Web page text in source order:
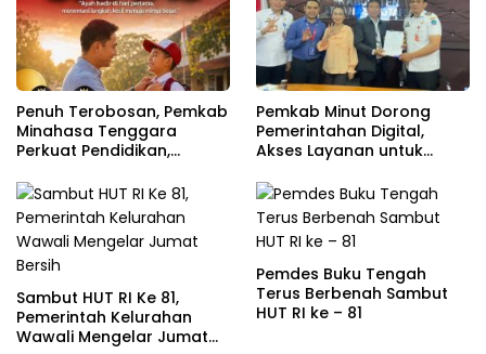
Penuh Terobosan, Pemkab
Minahasa Tenggara
Perkuat Pendidikan,
Kesehatan
Pemkab Minut Dorong
Pemerintahan Digital,
Akses Layanan untuk
Sambut HUT RI Ke 81,
Pemerintah Kelurahan
Wawali Mengelar Jumat
Pemdes Buku Tengah
Terus Berbenah Sambut
HUT RI ke – 81